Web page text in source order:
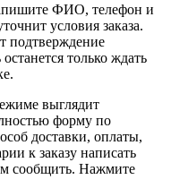
ФИО, телефон и
условия заказа.
подтверждение
только ждать
выглядит
форму по
доставки, оплаты,
к заказу написать
сообщить. Нажмите